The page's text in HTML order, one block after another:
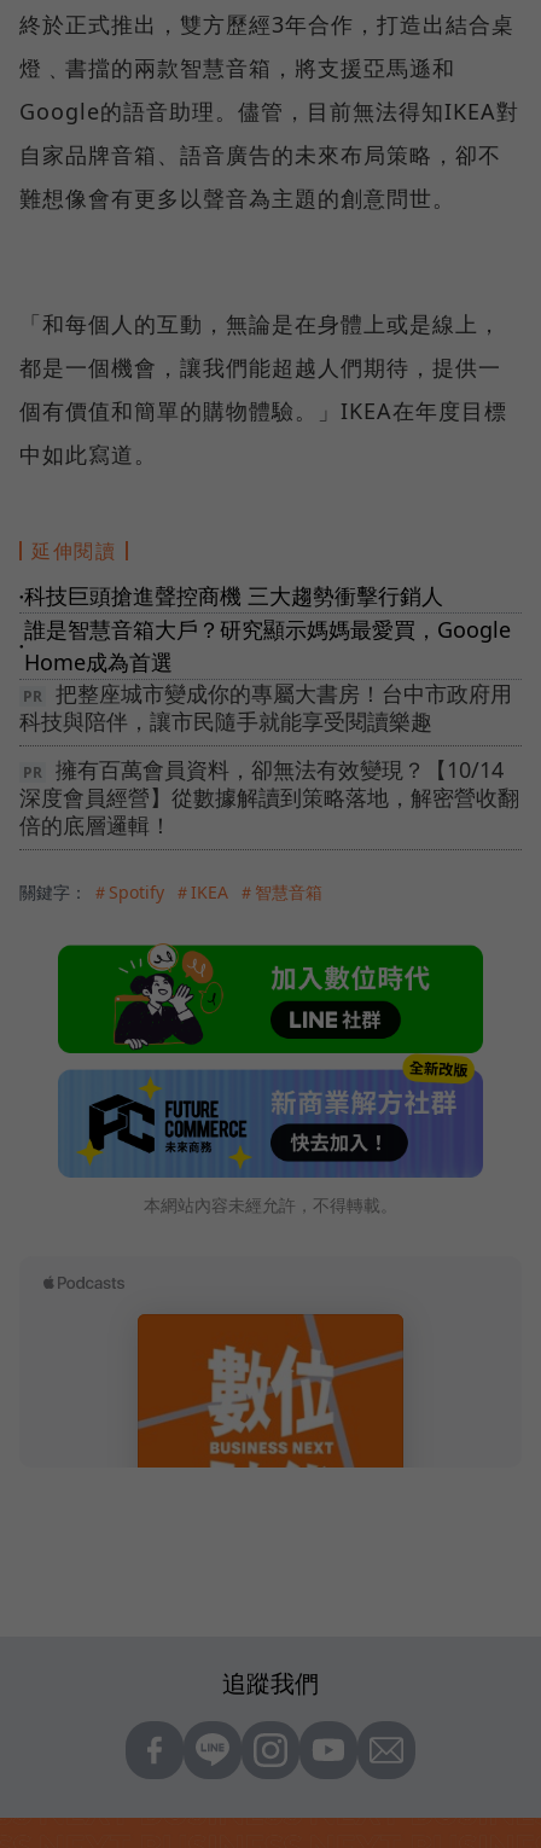
終於正式推出，雙方歷經3年合作，打造出結合桌
燈﹑書擋的兩款智慧音箱，將支援亞馬遜和
Google的語音助理。儘管，目前無法得知IKEA對
自家品牌音箱、語音廣告的未來布局策略，卻不
難想像會有更多以聲音為主題的創意問世。
「和每個人的互動，無論是在身體上或是線上，
都是一個機會，讓我們能超越人們期待，提供一
個有價值和簡單的購物體驗。」IKEA在年度目標
中如此寫道。
延伸閱讀
●科技巨頭搶進聲控商機 三大趨勢衝擊行銷人
●
誰是智慧音箱大戶？研究顯示媽媽最愛買，Google
Home成為首選
把整座城市變成你的專屬大書房！台中市政府用
科技與陪伴，讓市民隨手就能享受閱讀樂趣
擁有百萬會員資料，卻無法有效變現？【10/14
深度會員經營】從數據解讀到策略落地，解密營收翻
倍的底層邏輯！
關鍵字： ＃Spotify ＃IKEA ＃智慧音箱
本網站內容未經允許，不得轉載。
追蹤我們